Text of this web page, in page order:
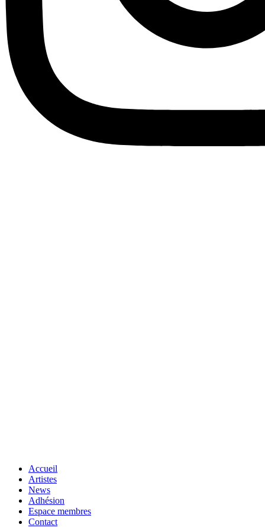
Accueil
Artistes
News
Adhésion
Espace membres
Contact